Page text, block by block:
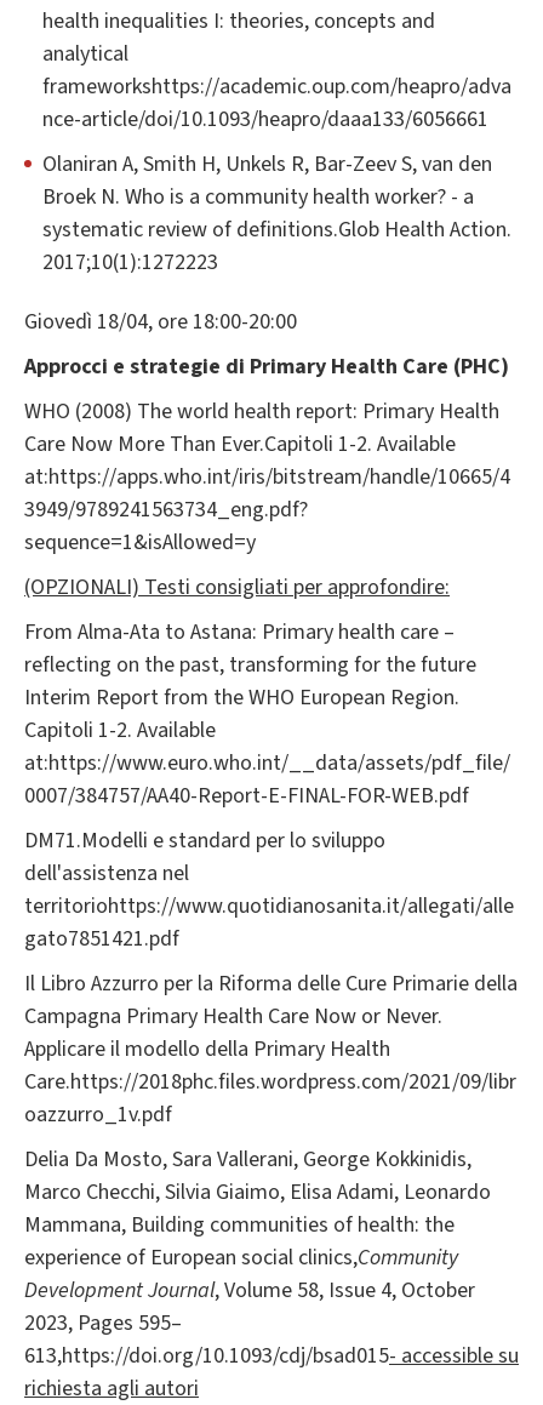
health inequalities I: theories, concepts and
analytical
frameworkshttps://academic.oup.com/heapro/adva
nce-article/doi/10.1093/heapro/daaa133/6056661
Olaniran A, Smith H, Unkels R, Bar-Zeev S, van den
Broek N. Who is a community health worker? - a
systematic review of definitions.Glob Health Action.
2017;10(1):1272223
Giovedì 18/04, ore 18:00-20:00
Approcci e strategie di Primary Health Care (PHC)
WHO (2008) The world health report: Primary Health
Care Now More Than Ever.Capitoli 1-2. Available
at:https://apps.who.int/iris/bitstream/handle/10665/4
3949/9789241563734_eng.pdf?
sequence=1&isAllowed=y
(OPZIONALI) Testi consigliati per approfondire:
From Alma-Ata to Astana: Primary health care –
reflecting on the past, transforming for the future
Interim Report from the WHO European Region.
Capitoli 1-2. Available
at:https://www.euro.who.int/__data/assets/pdf_file/
0007/384757/AA40-Report-E-FINAL-FOR-WEB.pdf
DM71.Modelli e standard per lo sviluppo
dell'assistenza nel
territoriohttps://www.quotidianosanita.it/allegati/alle
gato7851421.pdf
Il Libro Azzurro per la Riforma delle Cure Primarie della
Campagna Primary Health Care Now or Never.
Applicare il modello della Primary Health
Care.https://2018phc.files.wordpress.com/2021/09/libr
oazzurro_1v.pdf
Delia Da Mosto, Sara Vallerani, George Kokkinidis,
Marco Checchi, Silvia Giaimo, Elisa Adami, Leonardo
Mammana, Building communities of health: the
experience of European social clinics,Community
Development Journal, Volume 58, Issue 4, October
2023, Pages 595–
613,https://doi.org/10.1093/cdj/bsad015- accessible su
richiesta agli autori